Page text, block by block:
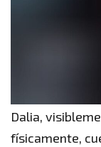
Dalia,
físicamente,